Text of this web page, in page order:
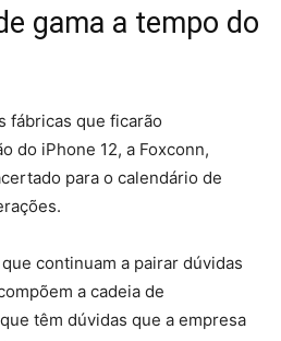
gama a tempo do
fábricas que ficarão
do iPhone 12, a Foxconn,
para o calendário de
continuam a pairar dúvidas
a cadeia de
têm dúvidas que a empresa